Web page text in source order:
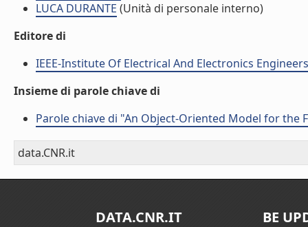
LUCA DURANTE (Unità di personale interno)
Editore di
IEEE-Institute Of Electrical And Electronics
Insieme di parole chiave di
Parole chiave di "An Object-Oriented Model for the
data.CNR.it
DATA.CNR.IT BE